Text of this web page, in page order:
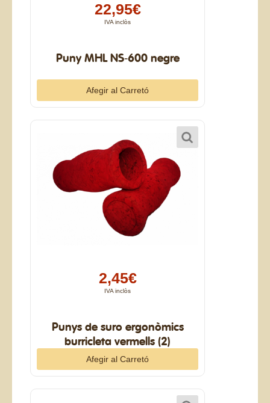
22,95€
IVA inclòs
Puny MHL NS-600 negre
2,45€
IVA inclòs
Punys de suro ergonòmics
burricleta vermells (2)